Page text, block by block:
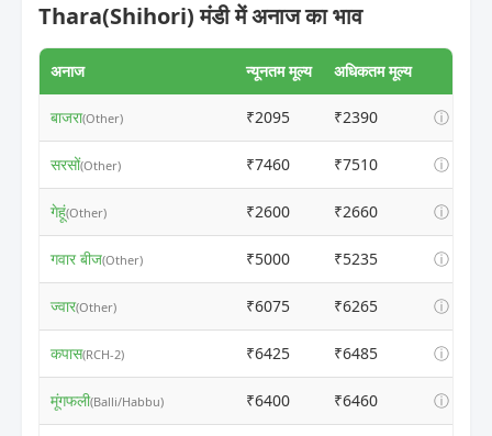
Thara(Shihori) मंडी में अनाज का भाव
अनाज न्यूनतम मूल्य अधिकतम मूल्य
बाजरा(Other) ₹2095 ₹2390 ⓘ
सरसों(Other) ₹7460 ₹7510 ⓘ
गेहूं(Other) ₹2600 ₹2660 ⓘ
गवार बीज(Other) ₹5000 ₹5235 ⓘ
ज्वार(Other) ₹6075 ₹6265 ⓘ
कपास(RCH-2) ₹6425 ₹6485 ⓘ
मूंगफली(Balli/Habbu) ₹6400 ₹6460 ⓘ